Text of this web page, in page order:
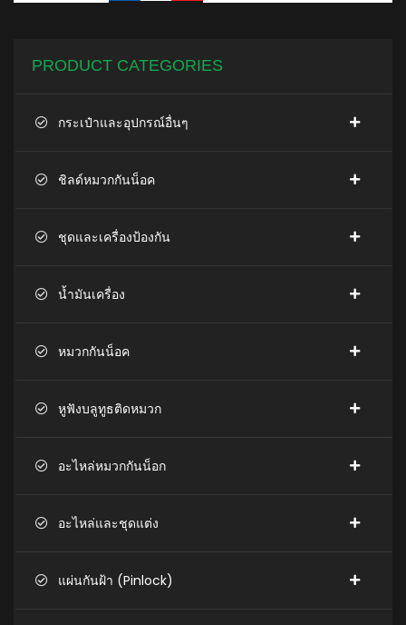
PRODUCT CATEGORIES
กระเป๋าและอุปกรณ์อื่นๆ
ชิลด์หมวกกันน็อค
ชุดและเครื่องป้องกัน
น้ำมันเครื่อง
หมวกกันน็อค
หูฟังบลูทูธติดหมวก
อะไหล่หมวกกันน็อก
อะไหล่และชุดแต่ง
แผ่นกันฝ้า (Pinlock)